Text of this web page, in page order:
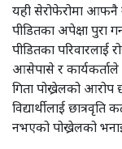
यही सेरोफेरोमा आफनै
पीडितका अपेक्षा पुरा
पीडितका
आसेपासे र कार्यकर्ताले
गिता पोख्रेलको आरोप
विद्यार्थीलाई
नभएको पोख्रेलको